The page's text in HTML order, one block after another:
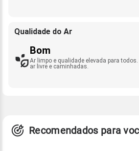
Qualidade do Ar
Bom
Ar limpo e qualidade elevada para
ar livre e caminhadas.
Recomendados para